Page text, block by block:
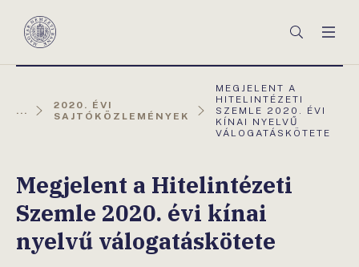
Magyar
Keresés
...
2020. ÉVI
SAJTÓKÖZLEMÉNYEK
AKTUÁLIS
OLDAL:
MEGJELENT A
HITELINTÉZETI
SZEMLE 2020. ÉVI
KÍNAI NYELVŰ
VÁLOGATÁSKÖTETE
Megjelent a Hitelintézeti
Szemle 2020. évi kínai
nyelvű válogatáskötete